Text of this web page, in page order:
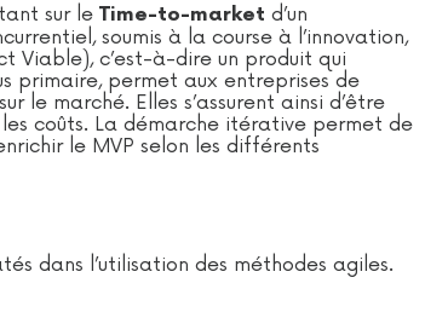
sur le Time-to-market d’un
soumis à la course à l’innovation,
Viable), c’est-à-dire un produit qui
primaire, permet aux entreprises de
le marché. Elles s’assurent ainsi d’être
coûts. La démarche itérative permet de
le MVP selon les différents
dans l’utilisation des méthodes agiles.